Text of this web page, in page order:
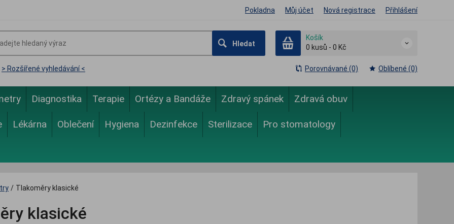
Pokladna Můj účet Nová registrace Přihlášení
Hledat
Košík
0 kusů - 0 Kč
> Rozšířené vyhledávání < Porovnávané (0) Oblíbené (0)
Diagnostika Terapie Ortézy a Bandáže Zdravý spánek Zdravá obuv
Lékárna Oblečení Hygiena Dezinfekce Sterilizace Pro stomatology
/ Tlakoměry klasické
klasické